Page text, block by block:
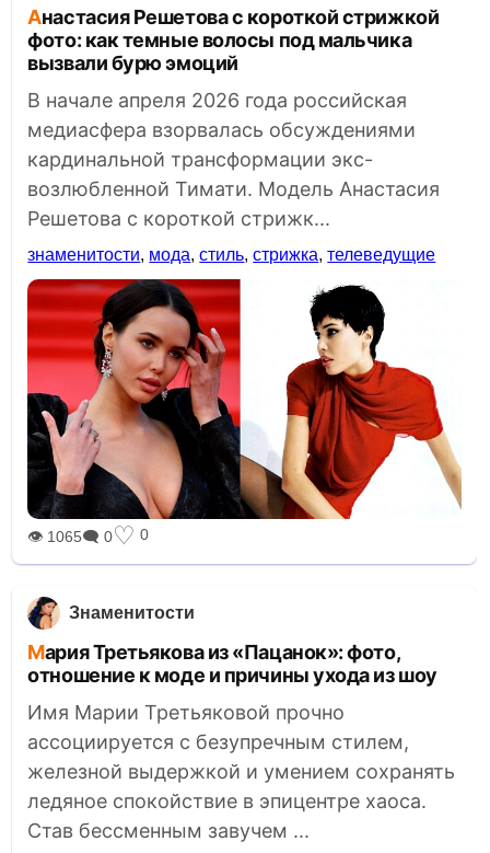
Анастасия Решетова с короткой стрижкой
фото: как темные волосы под мальчика
вызвали бурю эмоций
В начале апреля 2026 года российская
медиасфера взорвалась обсуждениями
кардинальной трансформации экс-
возлюбленной Тимати. Модель Анастасия
Решетова с короткой стрижк...
знаменитости, мода,стиль,стрижка,телеведущие
👁 1065🗨 0♡ 0
Знаменитости
Мария Третьякова из «Пацанок»: фото,
отношение к моде и причины ухода из шоу
Имя Марии Третьяковой прочно
ассоциируется с безупречным стилем,
железной выдержкой и умением сохранять
ледяное спокойствие в эпицентре хаоса.
Став бессменным завучем ...